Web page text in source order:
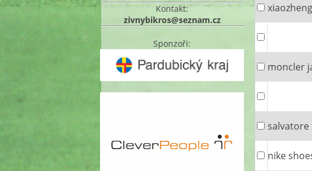
Kontakt:
zivnybikros@seznam.cz
Sponzoři:
moncler
nike